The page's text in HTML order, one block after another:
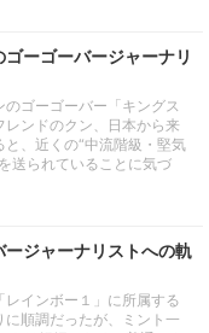
ーゴーバージャーナリ
のゴーゴーバー「キングス
ンドのクン、日本から来
、近くの“中流階級・堅気
送られていることに気づ
ジャーナリストへの軌
インボー１」に所属する
順調だったが、ミント一